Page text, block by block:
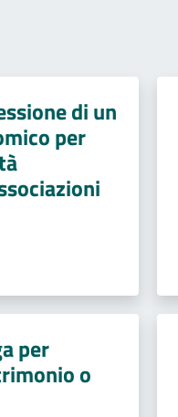
di un
per
per
o